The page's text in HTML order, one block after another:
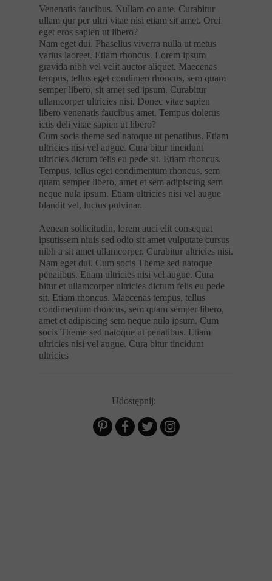
Venenatis faucibus. Nullam co ante. Curabitur
ullam qur per ultri vitae nisi etiam sit amet. Orci
eget eros sapien ut libero?
Nam eget dui. Phasellus viverra nulla ut metus
varius laoreet. Etiam rhoncus. Lorem ipsum
gravida nibh vel velit auctor aliquet. Maecenas
tempus, tellus eget condimen rhoncus, sem quam
semper libero, sit amet sed ipsum. Curabitur
ullamcorper ultricies nisi. Donec vitae sapien
libero venenatis faucibus amet. Tempus dolerus
ictis deli vitae sapien ut libero?
Cum socis theme sed natoque ut penatibus. Etiam
ultricies nisi vel augue. Cura bitur tincidunt
ultricies dictum felis eu pede sit. Etiam rhoncus.
Tempus, tellus eget condimentum rhoncus, sem
quam semper libero, amet et sem adipiscing sem
neque nula ipsum. Etiam ultricies nisi vel augue
blandit vel, luctus pulvinar.
Aenean sollicitudin, lorem auci elit consequat
ipsutissem niuis sed odio sit amet vulputate cursus
nibh a sit amet ullamcorper. Curabitur ultricies nisi.
Nam eget dui. Cum socis Theme sed natoque
penatibus. Etiam ultricies nisi vel augue. Cura
bitur et ullamcorper ultricies dictum felis eu pede
sit. Etiam rhoncus. Maecenas tempus, tellus
condimentum rhoncus, sem quam semper libero,
amet et adipiscing sem neque nula ipsum. Cum
socis Theme sed natoque ut penatibus. Etiam
ultricies nisi vel augue. Cura bitur tincidunt
ultricies
Udostępnij: